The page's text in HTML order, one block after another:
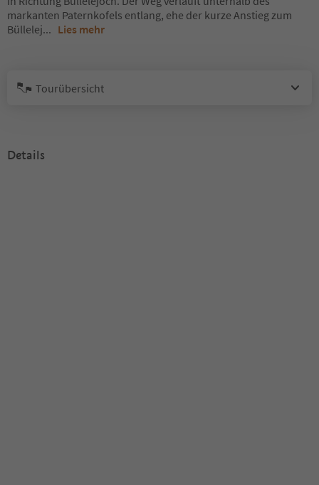
markanten Paternkofels entlang, ehe der kurze Anstieg zum
Büllelej... Lies mehr
Tourübersicht
Details